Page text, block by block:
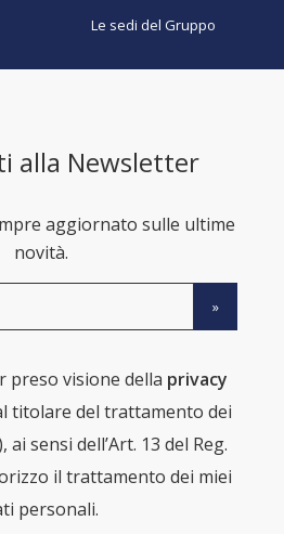
Le sedi del Gruppo
alla Newsletter
aggiornato sulle ultime
novità.
preso visione della privacy
titolare del trattamento dei
ai sensi dell’Art. 13 del Reg.
il trattamento dei miei
personali.